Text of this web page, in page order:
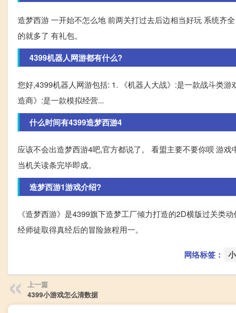
造梦西游 一开始不怎么地 前两关打过去后边相当好玩 系统齐
的就多了 有礼包。
4399机器人网游都有什么?
您好,4399机器人网游包括: 1. 《机器人大战》:是一款战斗类
造商》:是一款模拟经营...
什么时间有4399造梦西游4
应该不会出造梦西游4吧,官方都说了。 看盟主要不要你呗 游
当机关读条完毕即成。
造梦西游1游戏介绍?
《造梦西游》是4399旗下造梦工厂倾力打造的2D横版过关类
经师徒取得真经后的冒险旅程用一。
网络标签：
上一篇
4399小游戏怎么清数据